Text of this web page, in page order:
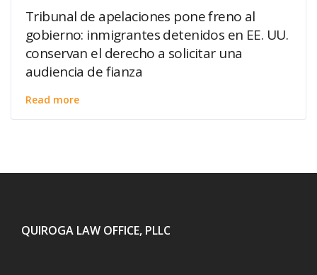
Tribunal de apelaciones pone freno al
gobierno: inmigrantes detenidos en EE. UU.
conservan el derecho a solicitar una
audiencia de fianza
Read more
QUIROGA LAW OFFICE, PLLC